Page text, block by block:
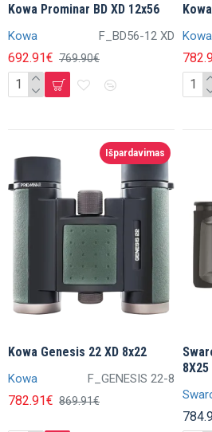
Kowa F_BD56-12 XD
Kowa Prominar BD XD 12x56
692.91€ 769.90€
Kowa
Išpardavimas
Kowa F_GENESIS 22-8
Kowa Genesis 22 XD 8x22
782.91€ 869.91€